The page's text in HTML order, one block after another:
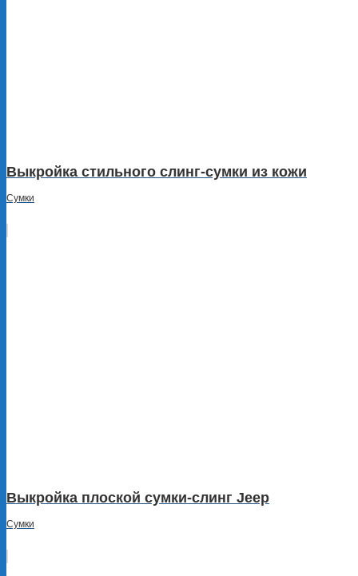
Выкройка стильного слинг-сумки из кожи
Сумки
Выкройка плоской сумки-слинг Jeep
Сумки